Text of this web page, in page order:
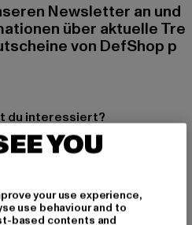
Newsletter an und
über aktuelle Tre
von DefShop p
du interessiert?
YOU
your use experience,
use behaviour and to
based contents and